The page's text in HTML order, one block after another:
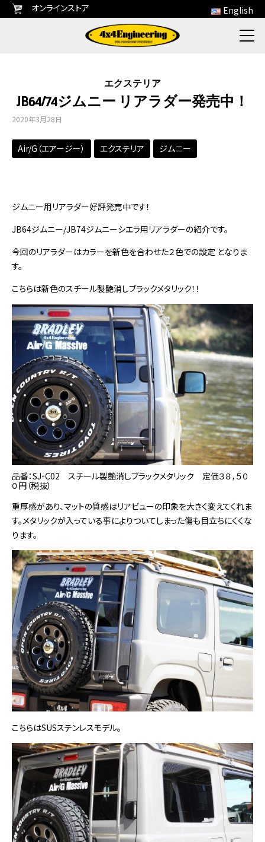
オンラインストア English
エクステリア
JB64/74ジムニー リアラダー発売中！
2020年3月28日
Air/G（エアージー） エクステリア ジムニー
ジムニー用リアラダー好評発売中です！
JB64ジムニー/JB74ジムニーシエラ用リアラダーの紹介です。
今回のリアラダーはカラーを新色を合わせた２色での設定 となりま
す。
こちらは新色のスチール製艶消しブラックメタリック！！
品番：SJ-C02 スチール製艶消しブラックメタリック 定価３８，５０
０円（税抜）
重厚感があり、マットの質感はリアビューの印象を大きく変えてくれま
す。メタリックが入っている事によりついてしまった傷も目立ちにくくな
ります。
こちらはSUSステンレスモデル。